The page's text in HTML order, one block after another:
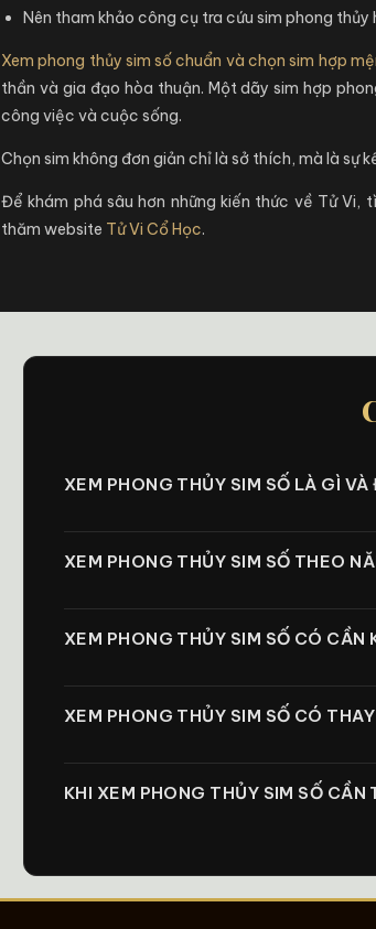
Nên tham khảo công cụ tra cứu sim phong
Xem phong thủy sim số chuẩn và chọn sim hợp
thần và gia đạo hòa thuận. Một dãy sim hợp
công việc và cuộc sống.
Chọn sim không đơn giản chỉ là sở thích, mà là sự
Để khám phá sâu hơn những kiến thức về Tử
thăm website Tử Vi Cổ Học.
XEM PHONG THỦY SIM SỐ LÀ GÌ
XEM PHONG THỦY SIM SỐ THEO
XEM PHONG THỦY SIM SỐ CÓ
XEM PHONG THỦY SIM SỐ CÓ
KHI XEM PHONG THỦY SIM SỐ